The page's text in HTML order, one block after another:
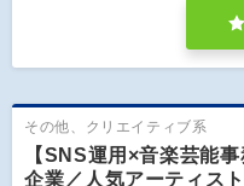
その他、クリエイティブ系
【SNS運用×音楽芸能
企業／人気アーティス